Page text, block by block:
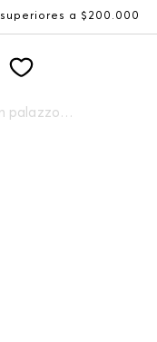
superiores a $200.000
Pantalon palazzo para mujer